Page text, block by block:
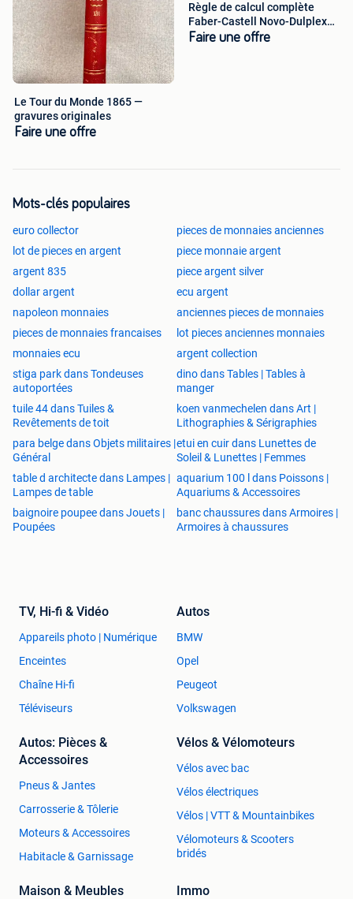
Le Tour du Monde 1865 —
gravures originales
Faire une offre
Règle de calcul complète
Faber-Castell Novo-Dulplex
2/83N
Faire une offre
Mots-clés populaires
euro collector
pieces de monnaies anciennes
lot de pieces en argent
piece monnaie argent
argent 835
piece argent silver
dollar argent
ecu argent
napoleon monnaies
anciennes pieces de monnaies
pieces de monnaies francaises
lot pieces anciennes monnaies
monnaies ecu
argent collection
stiga park dans Tondeuses
autoportées
dino dans Tables | Tables à
manger
tuile 44 dans Tuiles &
Revêtements de toit
koen vanmechelen dans Art |
Lithographies & Sérigraphies
para belge dans Objets militaires |
Général
etui en cuir dans Lunettes de
Soleil & Lunettes | Femmes
table d architecte dans Lampes |
Lampes de table
aquarium 100 l dans Poissons |
Aquariums & Accessoires
baignoire poupee dans Jouets |
Poupées
banc chaussures dans Armoires |
Armoires à chaussures
TV, Hi-fi & Vidéo
Appareils photo | Numérique
Enceintes
Chaîne Hi-fi
Téléviseurs
Autos
BMW
Opel
Peugeot
Volkswagen
Autos: Pièces &
Accessoires
Pneus & Jantes
Carrosserie & Tôlerie
Moteurs & Accessoires
Habitacle & Garnissage
Vélos & Vélomoteurs
Vélos avec bac
Vélos électriques
Vélos | VTT & Mountainbikes
Vélomoteurs & Scooters
bridés
Maison & Meubles Immo